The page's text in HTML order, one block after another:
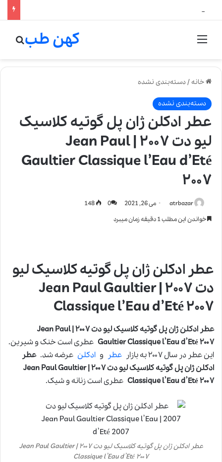
منو کهن طب
خانه/دسته‌بندی نشده
دسته‌بندی نشده
عطر ادکلن ژان پل گوتیه کلاسیک
لیو دت ۲۰۰۷ | Jean Paul
Gaultier Classique l’Eau d’Eté
۲۰۰۷
atrbazar می 26, 2021 0
خواندن این مطلب 1 دقیقه زمان میبرد
عطر ادکلن ژان پل گوتیه کلاسیک لیو
دت ۲۰۰۷ | Jean Paul Gaultier
Classique l’Eau d’Eté ۲۰۰۷
عطر ادکلن ژان پل گوتیه کلاسیک لیو دت ۲۰۰۷ | Jean Paul
Gaultier Classique l’Eau d’Eté ۲۰۰۷ عطری است خنک و شیرین.
این عطر در سال ۲۰۰۷ به بازار
عطر و ادکلن عرضه شد.عطر
ادکلن ژان پل گوتیه کلاسیک لیو دت ۲۰۰۷ | Jean Paul Gaultier
Classique l’Eau d’Eté ۲۰۰۷ عطری است زنانه و شیک.
عطر ادکلن ژان پل گوتیه کلاسیک لیو دت ۲۰۰۷ | Jean Paul Gaultier
Classique l’Eau d’Eté ۲۰۰۷